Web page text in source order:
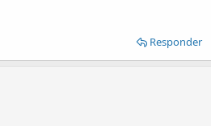
Responder